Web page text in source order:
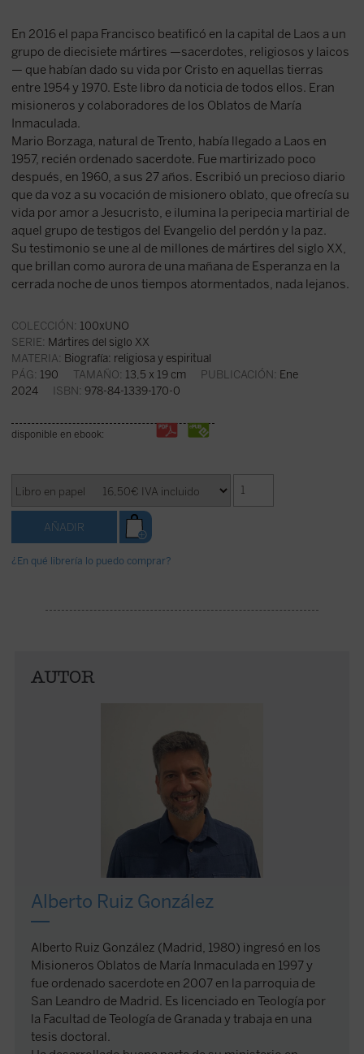
En 2016 el papa Francisco beatificó en la capital de Laos a un
grupo de diecisiete mártires —sacerdotes, religiosos y laicos
— que habían dado su vida por Cristo en aquellas tierras
entre 1954 y 1970. Este libro da noticia de todos ellos. Eran
misioneros y colaboradores de los Oblatos de María
Inmaculada.
Mario Borzaga, natural de Trento, había llegado a Laos en
1957, recién ordenado sacerdote. Fue martirizado poco
después, en 1960, a sus 27 años. Escribió un precioso diario
que da voz a su vocación de misionero oblato, que ofrecía su
vida por amor a Jesucristo, e ilumina la peripecia martirial de
aquel grupo de testigos del Evangelio del perdón y la paz.
Su testimonio se une al de millones de mártires del siglo XX,
que brillan como aurora de una mañana de Esperanza en la
cerrada noche de unos tiempos atormentados, nada lejanos.
COLECCIÓN: 100xUNO
SERIE: Mártires del siglo XX
MATERIA: Biografía: religiosa y espiritual
PÁG: 190 TAMAÑO: 13,5 x 19 cm PUBLICACIÓN: Ene
2024 ISBN: 978-84-1339-170-0
disponible en ebook:
¿En qué librería lo puedo comprar?
AUTOR
Alberto Ruiz González
Alberto Ruiz González (Madrid, 1980) ingresó en los
Misioneros Oblatos de María Inmaculada en 1997 y
fue ordenado sacerdote en 2007 en la parroquia de
San Leandro de Madrid. Es licenciado en Teología por
la Facultad de Teología de Granada y trabaja en una
tesis doctoral.